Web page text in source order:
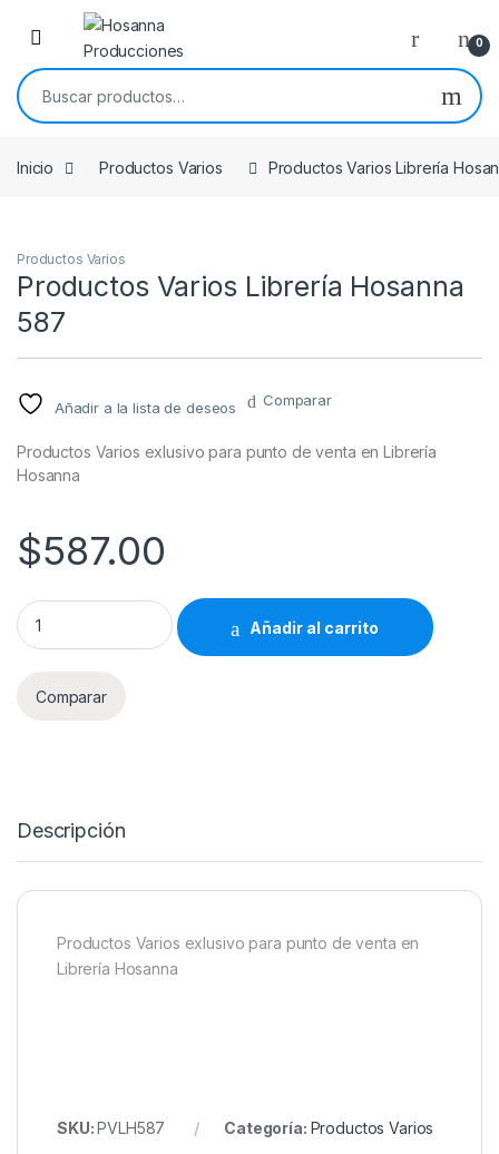
Skip to navigation
Skip to content
0
Buscar por:
Inicio Productos Varios Productos Varios Librería
Productos Varios
Productos Varios Librería Hosanna
587
Añadir a la lista de deseos Comparar
Productos Varios exlusivo para punto de venta en Librería
Hosanna
$587.00
Productos Varios Librería Hosanna 587 quantity
Añadir al carrito
Comparar
Descripción
Productos Varios exlusivo para punto de venta en
Librería Hosanna
SKU:PVLH587 Categoría: Productos Varios